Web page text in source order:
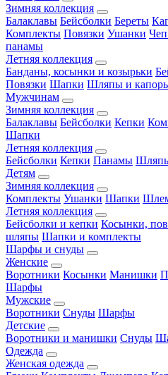
Зимняя коллекция
Балаклавы Бейсболки Береты
Комплекты Повязки Ушанки
панамы
Летняя коллекция
Банданы, косынки и козырьки
Повязки Шапки Шляпы и
Мужчинам
Зимняя коллекция
Балаклавы Бейсболки Кепки
Шапки
Летняя коллекция
Бейсболки Кепки Панамы
Детям
Зимняя коллекция
Комплекты Ушанки Шапки
Летняя коллекция
Бейсболки и кепки Косынки,
шляпы Шапки и комплекты
Шарфы и снуды
Женские
Воротники Косынки Манишки
Шарфы
Мужские
Воротники Снуды Шарфы
Детские
Воротники и манишки Снуды
Одежда
Женская одежда